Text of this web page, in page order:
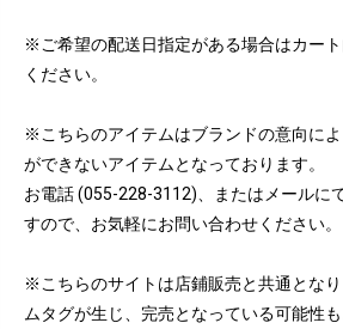
※ご希望の配送日指定がある場合はカー
ください。
※こちらのアイテムはブランドの意向に
ができないアイテムとなっております。
お電話 (055-228-3112)、またはメールに
すので、お気軽にお問い合わせください。
※こちらのサイトは店鋪販売と共通とな
ムタグが生じ、完売となっている可能性